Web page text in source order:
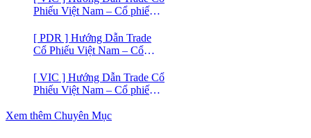
Phiếu Việt Nam – Cổ phiếu
[ PDR ] Hướng Dẫn Trade
Cổ Phiếu Việt Nam – Cổ
[ VIC ] Hướng Dẫn Trade Cổ
Phiếu Việt Nam – Cổ phiếu
Xem thêm Chuyên Mục